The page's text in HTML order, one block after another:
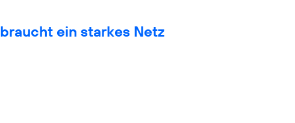
braucht ein starkes Netz